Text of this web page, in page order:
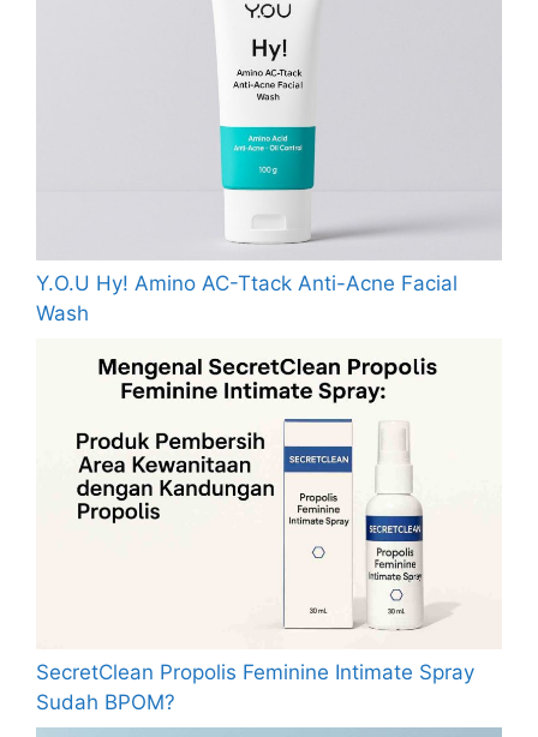
Y.O.U Hy! Amino AC-Ttack Anti-Acne Facial
Wash
SecretClean Propolis Feminine Intimate Spray
Sudah BPOM?